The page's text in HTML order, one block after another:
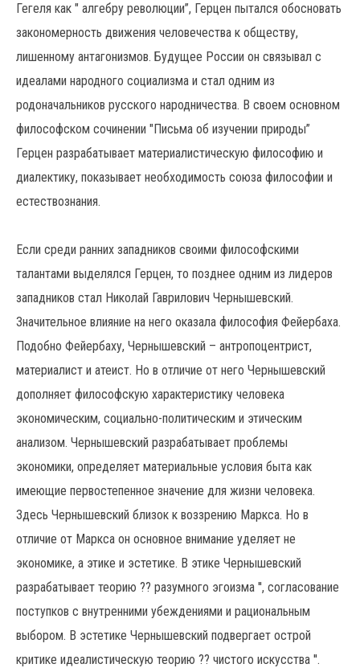
Гегеля как " алгебру революции”, Герцен пытался обосновать
закономерность движения человечества к обществу,
лишенному антагонизмов. Будущее России он связывал с
идеалами народного социализма и стал одним из
родоначальников русского народничества. В своем основном
философском сочинении "Письма об изучении природы”
Герцен разрабатывает материалистическую философию и
диалектику, показывает необходимость союза философии и
естествознания.
Если среди ранних западников своими философскими
талантами выделялся Герцен, то позднее одним из лидеров
западников стал Николай Гаврилович Чернышевский.
Значительное влияние на него оказала философия Фейербаха.
Подобно Фейербаху, Чернышевский – антропоцентрист,
материалист и атеист. Но в отличие от него Чернышевский
дополняет философскую характеристику человека
экономическим, социально-политическим и этическим
анализом. Чернышевский разрабатывает проблемы
экономики, определяет материальные условия быта как
имеющие первостепенное значение для жизни человека.
Здесь Чернышевский близок к воззрению Маркса. Но в
отличие от Маркса он основное внимание уделяет не
экономике, а этике и эстетике. В этике Чернышевский
разрабатывает теорию ?? разумного эгоизма '', согласование
поступков с внутренними убеждениями и рациональным
выбором. В эстетике Чернышевский подвергает острой
критике идеалистическую теорию ?? чистого искусства ''.